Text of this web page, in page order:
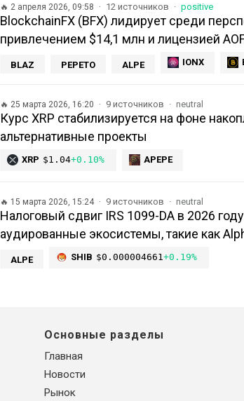
🔥 2 апреля 2026, 09:58 12 источников positive
BlockchainFX (BFX) лидирует среди
привлечением $14,1 млн и лицензией
BLAZ PEPETO ALPE IONX
🔥 25 марта 2026, 16:20 9 источников neutral
Курс XRP стабилизируется на фоне
альтернативные проекты
XRP $1.04+0.10% APEPE
🔥 15 марта 2026, 15:24 9 источников neutral
Налоговый сдвиг IRS 1099-DA в 2026
аудированные экосистемы, такие как
ALPE SHIB $0.000004661+0.19%
Основные разделы
Главная
Новости
Рынок